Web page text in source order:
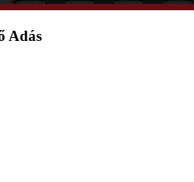
Adás